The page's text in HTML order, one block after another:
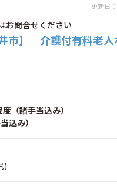
更新日
問合せください
井市】 介護付有料老人
度（諸手当込み）
込み）
)